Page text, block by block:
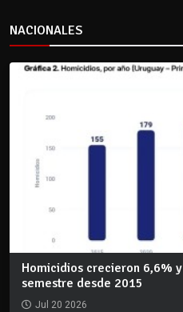
NACIONALES
Homicidios crecieron 6,6%
semestre desde 2015
Jul 20 2026